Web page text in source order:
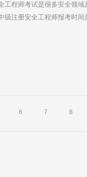
工程师考试是很多安全领
级注册安全工程师报考时
6 7 8